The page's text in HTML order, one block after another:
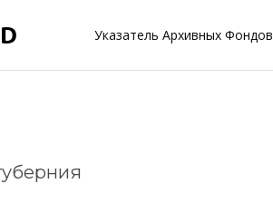
Указатель Архивных Фондов